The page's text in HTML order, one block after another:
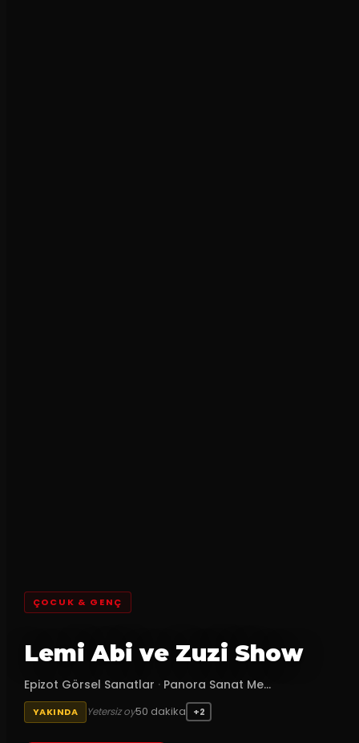
ÇOCUK & GENÇ
Lemi Abi ve Zuzi Show
Epizot Görsel Sanatlar · Panora Sanat Me...
YAKINDA Yetersiz oy50 dakika +2